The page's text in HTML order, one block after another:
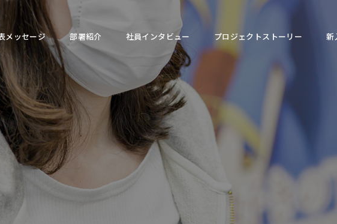
メッセージ 部署紹介 社員インタビュー プロジェクトストーリー 新